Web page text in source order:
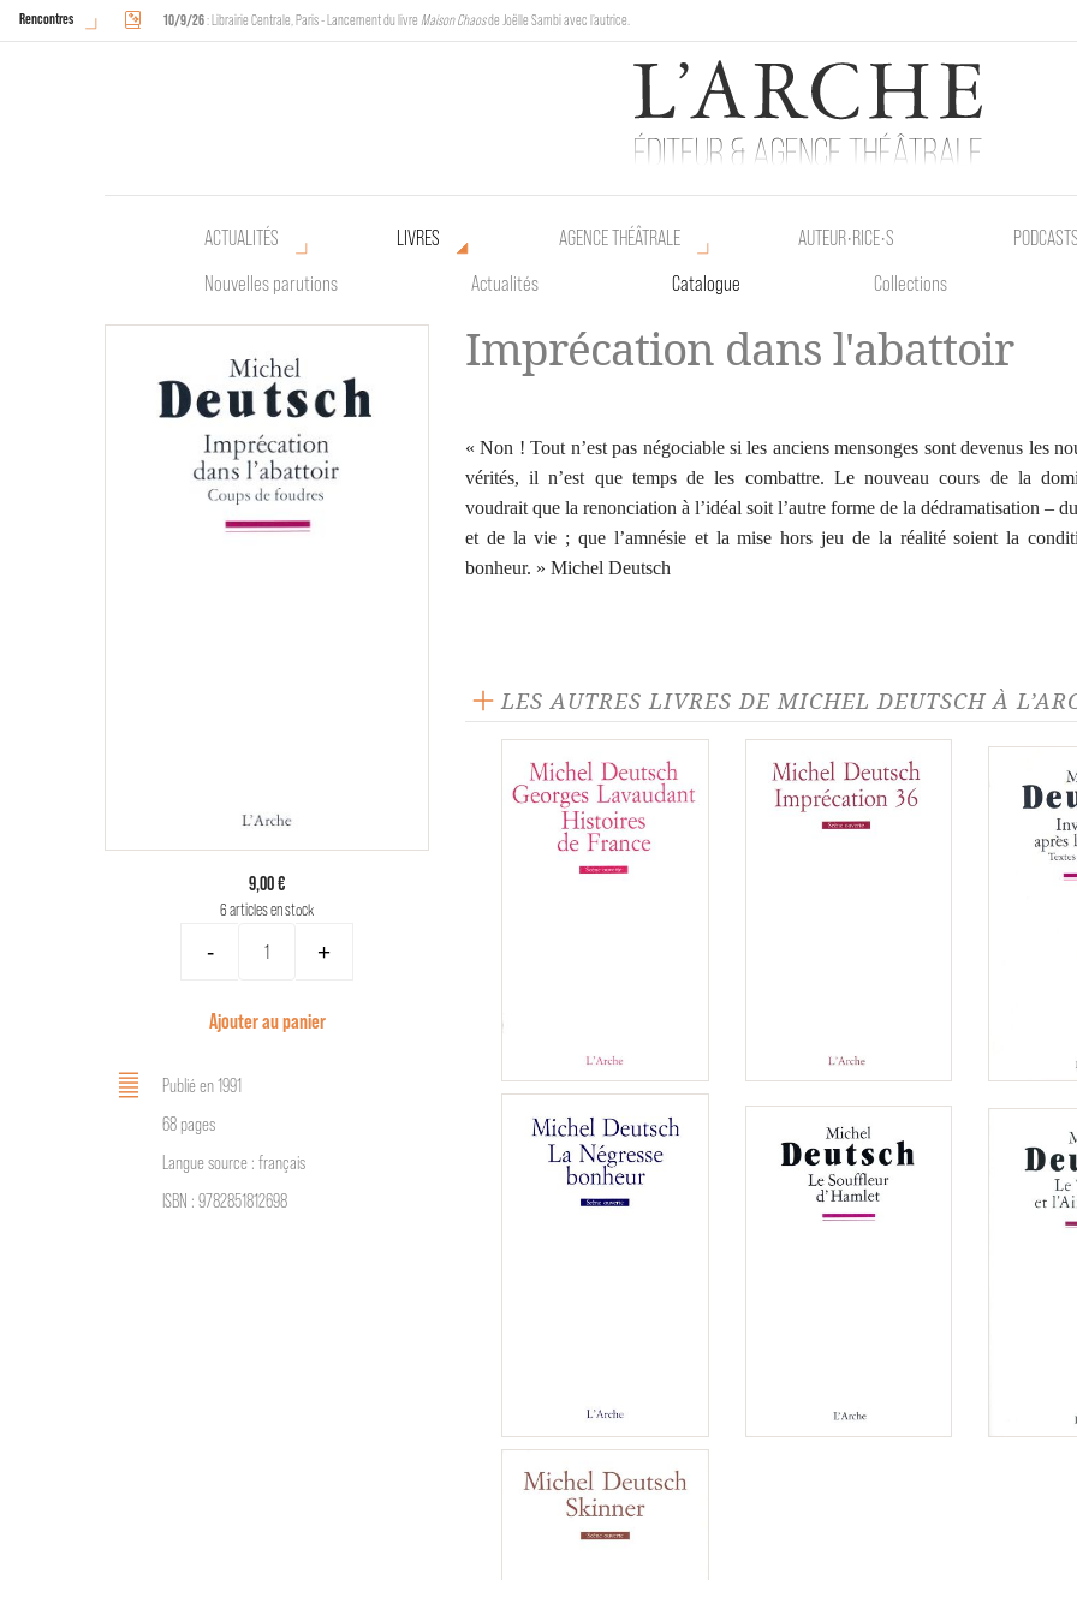
Rencontres 10/9/26: Librairie Centrale, Paris - Lancement du livre Maison Chaosde Joëlle Sambi avec l'autrice.
: Halles de Schaerbeek, Bruxelles - L'Arche sera présente au Poetik Bazar tout le weekend !
ACTUALITÉS
LIVRES
Nouvelles parutions
Actualités Catalogue Collections
AGENCE THÉÂTRALE AUTEUR•RICE•S
9,00 €
6 articles en stock
- +
Ajouter au panier
Publié en 1991
68 pages
Langue source : français
ISBN : 9782851812698
Imprécation dans l'abattoir
« Non ! Tout n’est pas négociable si les anciens mensonges sont devenus les
vérités, il n’est que temps de les combattre. Le nouveau cours de la
voudrait que la renonciation à l’idéal soit l’autre forme de la dédramatisation –
et de la vie ; que l’amnésie et la mise hors jeu de la réalité soient la
bonheur. » Michel Deutsch
LES AUTRES LIVRES DE MICHEL DEUTSCH À